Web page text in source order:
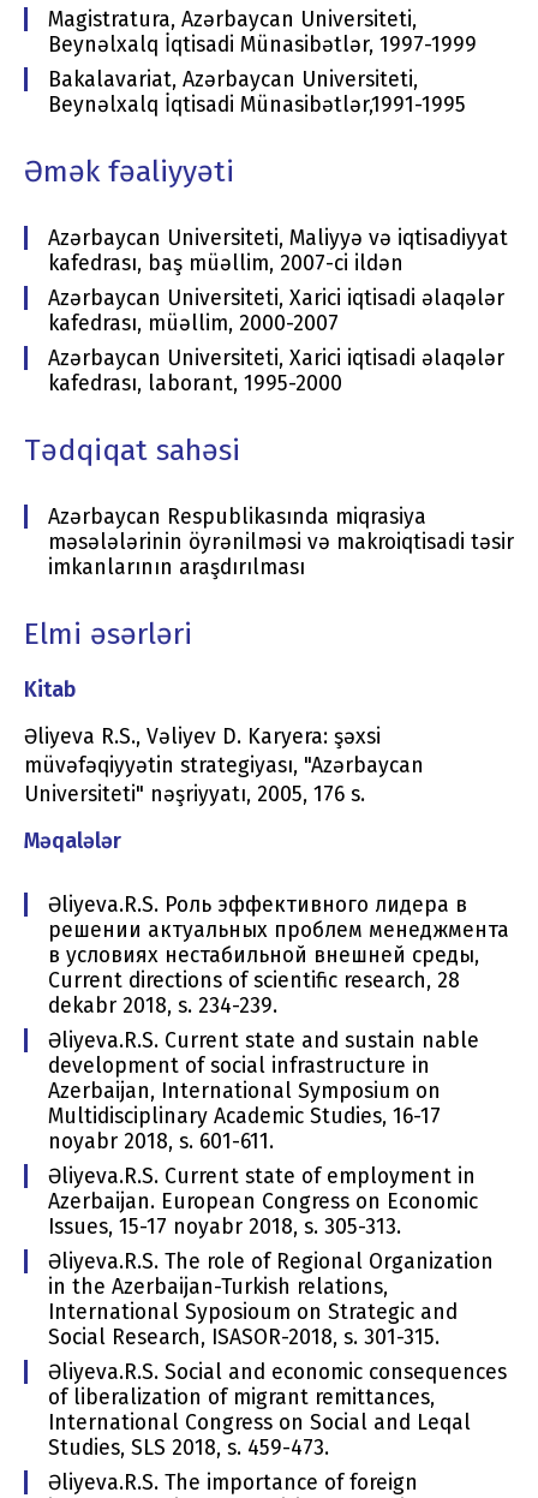
Magistratura, Azərbaycan Universiteti,
Beynəlxalq İqtisadi Münasibətlər, 1997-1999
Bakalavariat, Azərbaycan Universiteti,
Beynəlxalq İqtisadi Münasibətlər,1991-1995
Əmək fəaliyyəti
Azərbaycan Universiteti, Maliyyə və iqtisadiyyat
kafedrası, baş müəllim, 2007-ci ildən
Azərbaycan Universiteti, Xarici iqtisadi əlaqələr
kafedrası, müəllim, 2000-2007
Azərbaycan Universiteti, Xarici iqtisadi əlaqələr
kafedrası, laborant, 1995-2000
Tədqiqat sahəsi
Azərbaycan Respublikasında miqrasiya
məsələlərinin öyrənilməsi və makroiqtisadi təsir
imkanlarının araşdırılması
Elmi əsərləri
Kitab
Əliyeva R.S., Vəliyev D. Karyera: şəxsi
müvəfəqiyyətin strategiyası, "Azərbaycan
Universiteti" nəşriyyatı, 2005, 176 s.
Məqalələr
Əliyeva.R.S. Роль эффективного лидера в
решении актуальных проблем менеджмента
в условиях нестабильной внешней среды,
Current directions of scientific research, 28
dekabr 2018, s. 234-239.
Əliyeva.R.S. Current state and sustain nable
development of social infrastructure in
Azerbaijan, International Symposium on
Multidisciplinary Academic Studies, 16-17
noyabr 2018, s. 601-611.
Əliyeva.R.S. Current state of employment in
Azerbaijan. European Congress on Economic
Issues, 15-17 noyabr 2018, s. 305-313.
Əliyeva.R.S. The role of Regional Organization
in the Azerbaijan-Turkish relations,
International Syposioum on Strategic and
Social Research, ISASOR-2018, s. 301-315.
Əliyeva.R.S. Social and economic consequences
of liberalization of migrant remittances,
International Congress on Social and Leqal
Studies, SLS 2018, s. 459-473.
Əliyeva.R.S. The importance of foreign